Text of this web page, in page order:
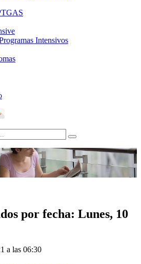
Intensivos
por fecha: Lunes, 10
a las 06:30